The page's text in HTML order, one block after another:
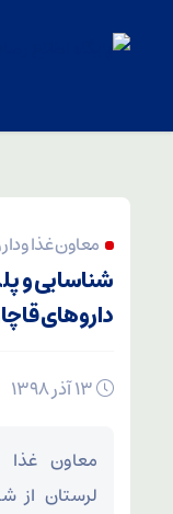
معاون غذا و
شناسایی و
داروهای
معاون غذا
لرستان از